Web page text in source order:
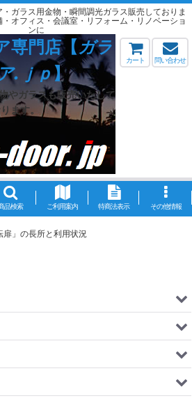
ガラス用金物・瞬間調光ガラス販売しておりま
オフィス・会議室・リフォーム・リノベーショ
ンに
専門店【ガラ
.ｊｐ】
やガラスも販売いたして
ます。
カート 問い合わせ
品検索 ご利用案内 特商法表示 その他情報
扉」の長所と利用状況